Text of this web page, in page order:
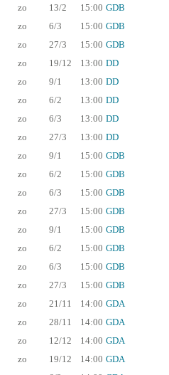
zo
13/2 15:00 GDB
zo
6/3 15:00 GDB
zo
27/3 15:00 GDB
zo 19/12 13:00 DD
zo
9/1 13:00 DD
zo
6/2 13:00 DD
zo
6/3 13:00 DD
zo
27/3 13:00 DD
zo 9/1 15:00 GDB
zo
6/2 15:00 GDB
zo
6/3 15:00 GDB
zo
27/3 15:00 GDB
zo 9/1 15:00 GDB
zo
6/2 15:00 GDB
zo
6/3 15:00 GDB
zo
27/3 15:00 GDB
zo 21/11 14:00 GDA
zo
28/11 14:00 GDA
zo
12/12 14:00 GDA
zo
19/12 14:00 GDA